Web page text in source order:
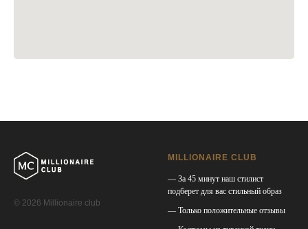
© 2026 Millionaire club
MILLIONAIRE CLUB
— За 45 минут наш стилист
подберет для вас стильный образ
— Только положительные отзывы